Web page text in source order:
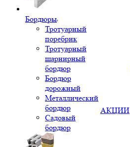
Бордюры
Тротуарный
поребрик
Тротуарный
шарнирный
бордюр
Бордюр
дорожный
Металлический
бордюр
Садовый
бордюр
АКЦИИ